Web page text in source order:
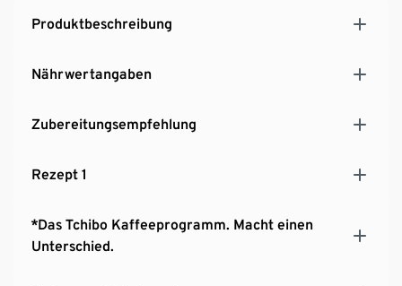
Produktbeschreibung
Nährwertangaben
Zubereitungsempfehlung
Rezept 1
*Das Tchibo Kaffeeprogramm. Macht einen
Unterschied.